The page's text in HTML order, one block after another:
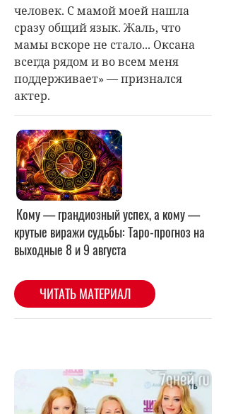
человек. С мамой моей нашла
сразу общий язык. Жаль, что
мамы вскоре не стало... Оксана
всегда рядом и во всем меня
поддерживает» — признался
актер.